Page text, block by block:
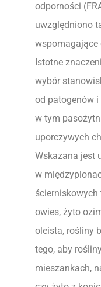
odporności
uwzględniono
wspomagające
Istotne
wybór
od patogenów
w tym
uporczywych
Wskazana jest
w
ścierniskowych
owies, żyto
oleista, rośliny
tego, aby
mieszankach,